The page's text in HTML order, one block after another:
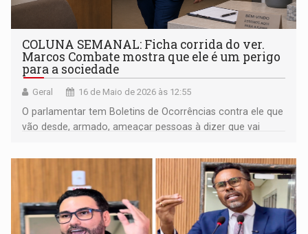
COLUNA SEMANAL: Ficha corrida do ver.
Marcos Combate mostra que ele é um perigo
para a sociedade
Geral 16 de Maio de 2026 às 12:55
O parlamentar tem Boletins de Ocorrências contra ele que
vão desde, armado, ameaçar pessoas à dizer que vai